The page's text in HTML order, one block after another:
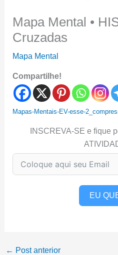
Mapa Mental •
Cruzadas
Mapa Mental
Compartilhe!
Mapas-Mentais-EV-esse-
INSCREVA-SE e fique
EU
← Post anterior